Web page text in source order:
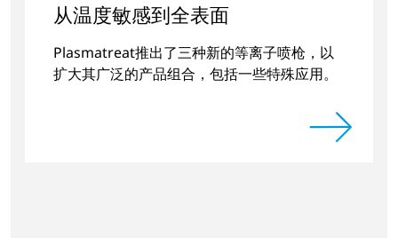
从温度敏感到全表面
Plasmatreat推出了三种新的等离子喷枪，以
扩大其广泛的产品组合，包括一些特殊应用。